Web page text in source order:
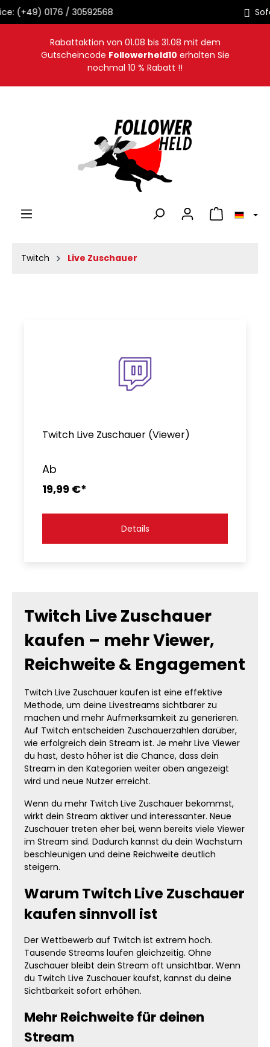
springen Sofortige Auslieferung
Rabattaktion von 01.08 bis 31.08 mit dem
Gutscheincode Followerheld10 erhalten Sie
nochmal 10 % Rabatt !!
Warenkorb
Twitch Live Zuschauer
Twitch Live Zuschauer (Viewer)
Ab
19,99 €*
Details
Twitch Live Zuschauer
kaufen – mehr Viewer,
Reichweite & Engagement
Twitch Live Zuschauer kaufen ist eine effektive
Methode, um deine Livestreams sichtbarer zu
machen und mehr Aufmerksamkeit zu generieren.
Auf Twitch entscheiden Zuschauerzahlen darüber,
wie erfolgreich dein Stream ist. Je mehr Live Viewer
du hast, desto höher ist die Chance, dass dein
Stream in den Kategorien weiter oben angezeigt
wird und neue Nutzer erreicht.
Wenn du mehr Twitch Live Zuschauer bekommst,
wirkt dein Stream aktiver und interessanter. Neue
Zuschauer treten eher bei, wenn bereits viele Viewer
im Stream sind. Dadurch kannst du dein Wachstum
beschleunigen und deine Reichweite deutlich
steigern.
Warum Twitch Live Zuschauer
kaufen sinnvoll ist
Der Wettbewerb auf Twitch ist extrem hoch.
Tausende Streams laufen gleichzeitig. Ohne
Zuschauer bleibt dein Stream oft unsichtbar. Wenn
du Twitch Live Zuschauer kaufst, kannst du deine
Sichtbarkeit sofort erhöhen.
Mehr Reichweite für deinen
Stream